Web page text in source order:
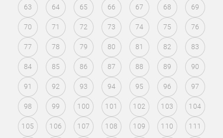
63 64 65 66 67 68 69
70 71 72 73 74 75 76
77 78 79 80 81 82 83
84 85 86 87 88 89 90
91 92 93 94 95 96 97
98 99 100 101 102 103 104
105 106 107 108 109 110 111